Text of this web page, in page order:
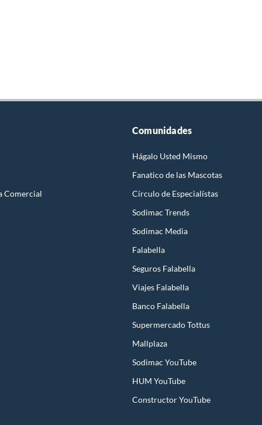
Comercial
Comunidades
Hágalo Usted Mismo
Fanatico de las Mascotas
Círculo de Especialístas
Sodimac Trends
Sodimac Media
Falabella
Seguros Falabella
Viajes Falabella
Banco Falabella
Supermercado Tottus
Mallplaza
Sodimac YouTube
HUM YouTube
Constructor YouTube